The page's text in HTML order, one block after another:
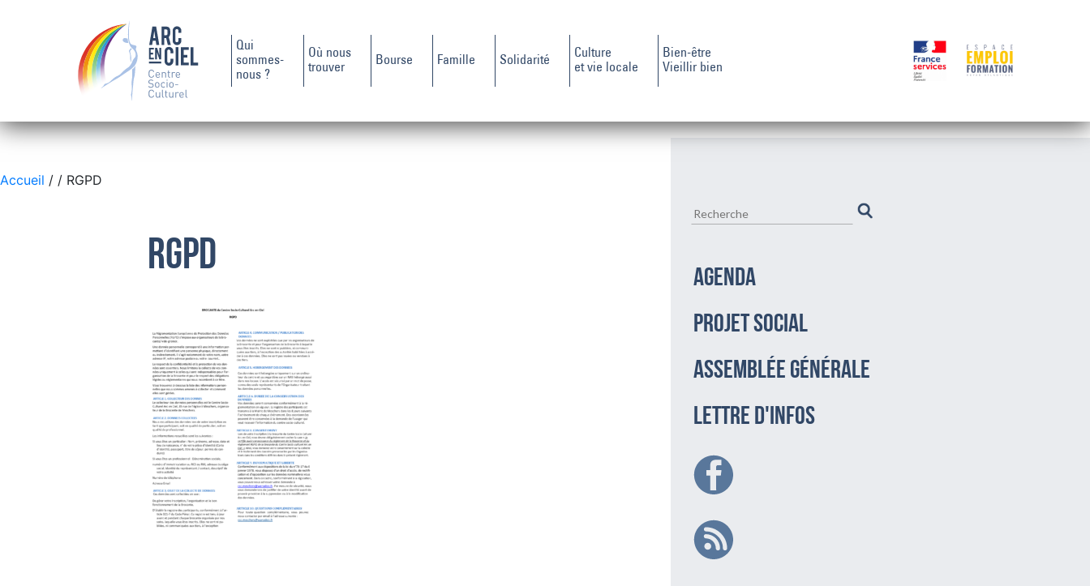
Qui
sommes-
nous ?
Où nous
trouver
Bourse Famille Solidarité
Culture
et vie locale
Bien-être
Vieillir bien
Accueil / / RGPD
RGPD
AGENDA
PROJET SOCIAL
assemblée générale
LETTRE D'INFOS